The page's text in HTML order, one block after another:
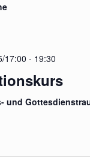
17:00 - 19:30
und